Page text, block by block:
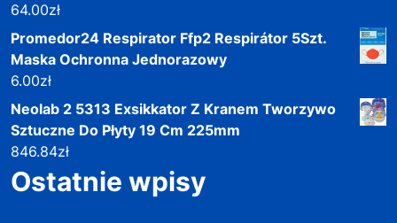
64.00zł
Promedor24 Respirator Ffp2 Respirátor 5Szt.
Maska Ochronna Jednorazowy
6.00zł
Neolab 2 5313 Exsikkator Z Kranem Tworzywo
Sztuczne Do Płyty 19 Cm 225mm
846.84zł
Ostatnie wpisy